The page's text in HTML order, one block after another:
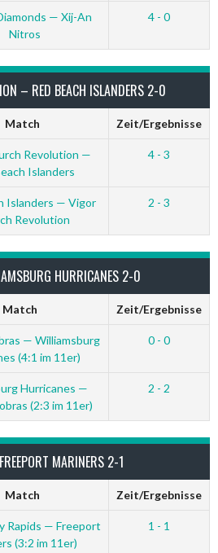
— Xij-An
Nitros
4 - 0
– RED BEACH ISLANDERS 2-0
Match Zeit/Ergebnisse
Revolution —
Islanders
4 - 3
Islanders — Vigor
Revolution
2 - 3
HURRICANES 2-0
Match Zeit/Ergebnisse
— Williamsburg
(4:1 im 11er)
0 - 0
Hurricanes —
(2:3 im 11er)
2 - 2
MARINERS 2-1
Match Zeit/Ergebnisse
Rapids — Freeport
(3:2 im 11er)
1 - 1